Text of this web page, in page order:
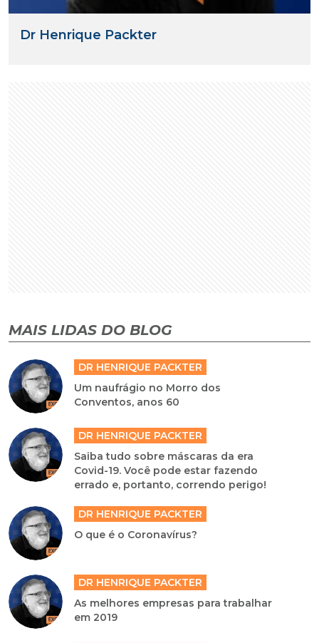
Dr Henrique Packter
MAIS LIDAS DO BLOG
DR HENRIQUE PACKTER
Um naufrágio no Morro dos
Conventos, anos 60
DR HENRIQUE PACKTER
Saiba tudo sobre máscaras da era
Covid-19. Você pode estar fazendo
errado e, portanto, correndo perigo!
DR HENRIQUE PACKTER
O que é o Coronavírus?
DR HENRIQUE PACKTER
As melhores empresas para trabalhar
em 2019